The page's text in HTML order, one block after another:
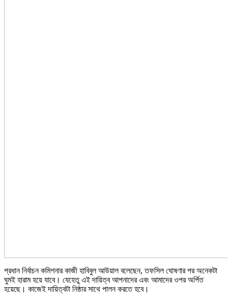
প্রধান নির্বাচন কমিশনার কাজী হাবিবুল আউয়াল বলেছেন, তফসিল ঘোষণার পর অনেকটা
ঘুমই হারাম হয়ে যাবে। যেহেতু এই দায়িত্ব আপনাদের এবং আমাদের ওপর অর্পিত
হয়েছে। কাজেই দায়িত্বটা নিষ্ঠার সাথে পালন করতে হবে।